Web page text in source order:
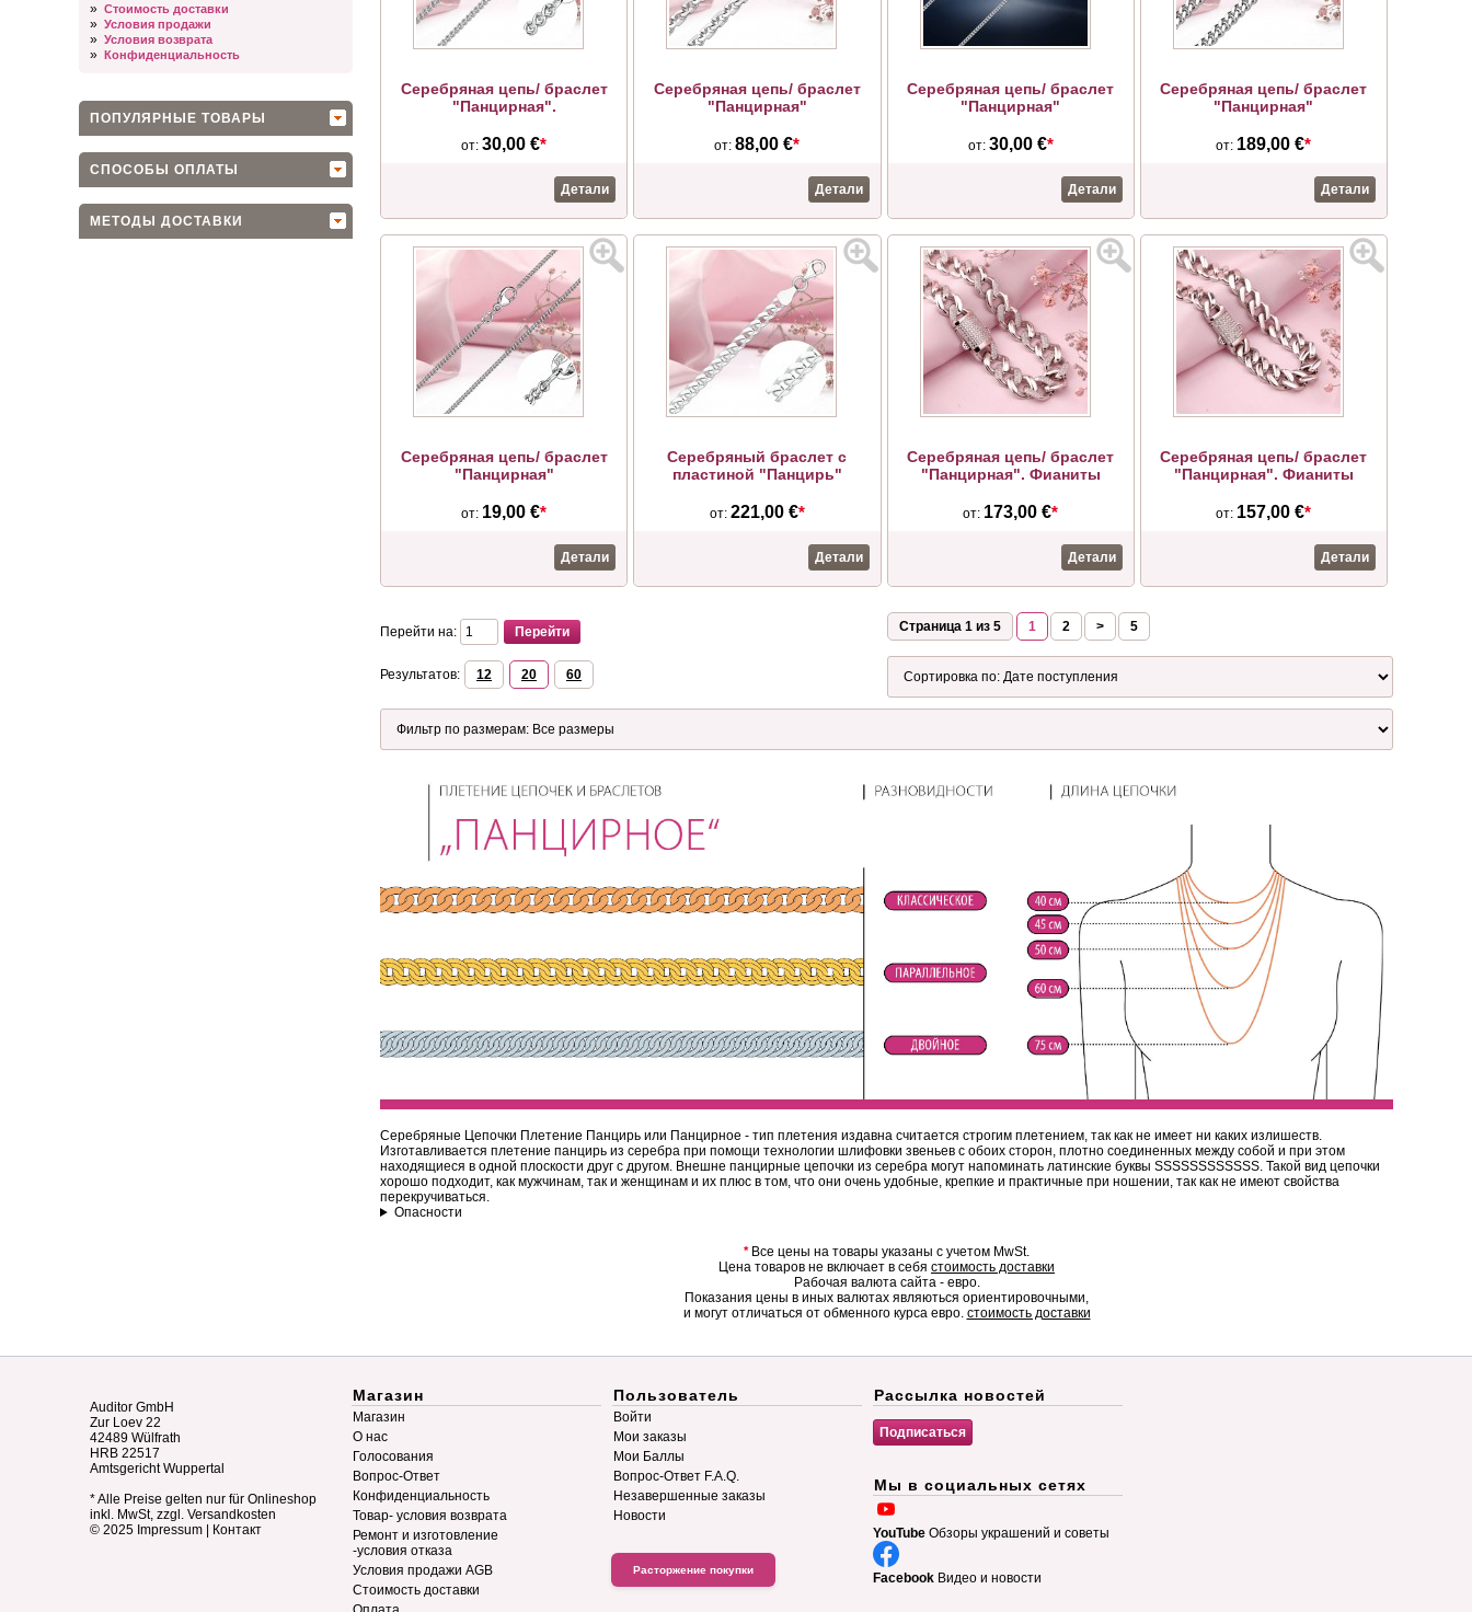
» Стоимость доставки
» Условия продажи
» Условия возврата
» Конфиденциальность
ПОПУЛЯРНЫЕ ТОВАРЫ
СПОСОБЫ ОПЛАТЫ
МЕТОДЫ ДОСТАВКИ
Серебряная цепь/ браслет
"Панцирная".
от:30,00 €*
Детали
Серебряная цепь/ браслет
"Панцирная"
от:88,00 €*
Детали
Серебряная цепь/ браслет
"Панцирная"
от: 30,00 €*
Детали
Серебряная цепь/ браслет
"Панцирная"
от: 189,00 €*
Детали
Серебряная цепь/ браслет
"Панцирная"
от: 19,00 €*
Детали
Серебряный браслет с
пластиной "Панцирь"
от: 221,00 €*
Детали
Серебряная цепь/ браслет
"Панцирная". Фианиты
от: 173,00 €*
Детали
Серебряная цепь/ браслет
"Панцирная". Фианиты
от: 157,00 €*
Детали
Перейти на: Страница 1 из 5 1 2 > 5
Результатов: 12 20 60
Серебряные Цепочки Плетение Панцирь или Панцирное - тип плетения издавна считается строгим плетением, так как не имеет ни каких излишеств.
Изготавливается плетение панцирь из серебра при помощи технологии шлифовки звеньев с обоих сторон, плотно соединенных между собой и при этом
находящиеся в одной плоскости друг с другом. Внешне панцирные цепочки из серебра могут напоминать латинские буквы SSSSSSSSSSSS. Такой вид цепочки
хорошо подходит, как мужчинам, так и женщинам и их плюс в том, что они очень удобные, крепкие и практичные при ношении, так как не имеют свойства
перекручиваться.
Опасности
*Все цены на товары указаны с учетом MwSt.
Цена товаров не включает в себя стоимость доставки
Рабочая валюта сайта - евро.
Показания цены в иных валютах являються ориентировочными,
и могут отличаться от обменного курса евро. стоимость доставки
Auditor GmbH
Zur Loev 22
42489 Wülfrath
HRB 22517
Amtsgericht Wuppertal
* Alle Preise gelten nur für Onlineshop
inkl. MwSt, zzgl. Versandkosten
© 2025 Impressum Контакт
Магазин
Магазин
О нас
Голосования
Вопрос-Ответ
Конфиденциальность
Товар- условия возврата
Ремонт и изготовление
-условия отказа
Условия продажи AGB
Стоимость доставки
Пользователь
Войти
Мои заказы
Мои Баллы
Вопрос-Ответ F.A.Q.
Незавершенные заказы
Новости
Расторжение покупки
Рассылка новостей
Мы в социальных сетях
YouTube Обзоры украшений и советы
Facebook Видео и новости